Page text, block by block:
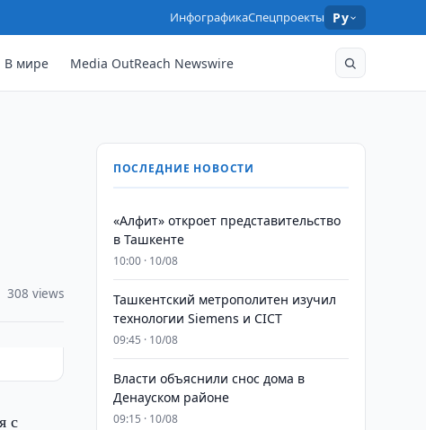
ИнфографикаСпецпроекты Ру
В мире Media OutReach Newswire
308 views
с
ПОСЛЕДНИЕ НОВОСТИ
«Алфит» откроет представительство
в Ташкенте
10:00 · 10/08
Ташкентский метрополитен изучил
технологии Siemens и CICT
09:45 · 10/08
Власти объяснили снос дома в
Денауском районе
09:15 · 10/08